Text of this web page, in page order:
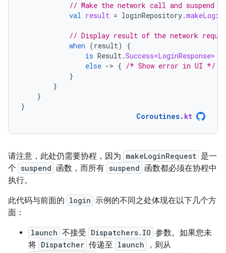
// Make the network call and
val result = loginRepository.
// Display result of the network
when (result)
{
is Result.Success<LoginResponse>
else -> { /* Show error in UI */
}
}
}
}
Coroutines. kt
请注意，此处仍需要协程，因为 makeLoginRequest 是一
个 suspend 函数，而所有 suspend 函数都必须在协程中
执行。
此代码与前面的 login 示例的不同之处体现在以下几个方
面：
launch 不接受 Dispatchers.IO 参数。如果您未
将 Dispatcher 传递至 launch ，则从